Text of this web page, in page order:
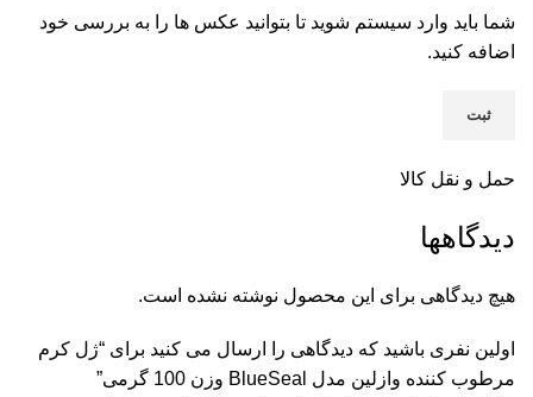
شما باید وارد سیستم شوید تا بتوانید عکس ها را به بررسی خود
اضافه کنید.
حمل و نقل کالا
دیدگاهها
هیچ دیدگاهی برای این محصول نوشته نشده است.
اولین نفری باشید که دیدگاهی را ارسال می کنید برای “ژل کرم
مرطوب کننده وازلین مدل BlueSeal وزن 100 گرمی”